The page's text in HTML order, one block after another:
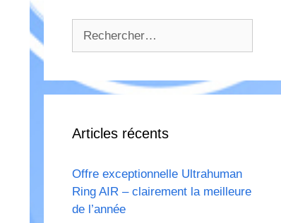
Articles récents
Offre exceptionnelle Ultrahuman
Ring AIR – clairement la meilleure
de l’année